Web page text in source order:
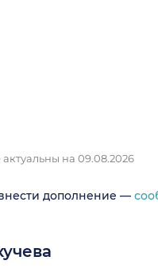
на 09.08.2026
дополнение —